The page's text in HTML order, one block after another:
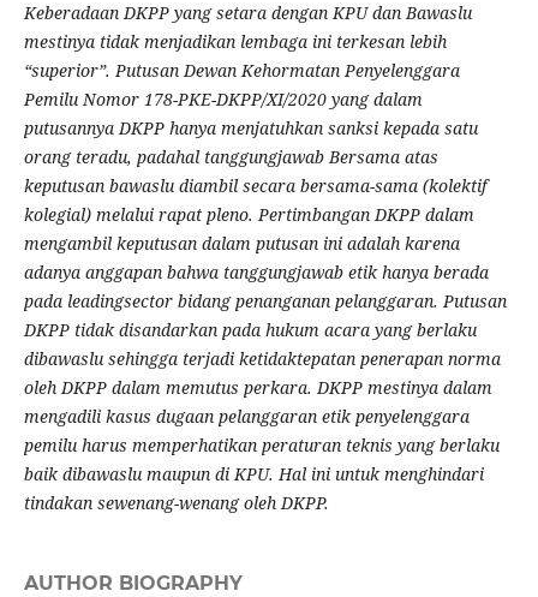
Keberadaan DKPP yang setara dengan KPU dan Bawaslu
mestinya tidak menjadikan lembaga ini terkesan lebih
“superior”. Putusan Dewan Kehormatan Penyelenggara
Pemilu Nomor 178-PKE-DKPP/XI/2020 yang dalam
putusannya DKPP hanya menjatuhkan sanksi kepada satu
orang teradu, padahal tanggungjawab Bersama atas
keputusan bawaslu diambil secara bersama-sama (kolektif
kolegial) melalui rapat pleno. Pertimbangan DKPP dalam
mengambil keputusan dalam putusan ini adalah karena
adanya anggapan bahwa tanggungjawab etik hanya berada
pada leadingsector bidang penanganan pelanggaran. Putusan
DKPP tidak disandarkan pada hukum acara yang berlaku
dibawaslu sehingga terjadi ketidaktepatan penerapan norma
oleh DKPP dalam memutus perkara. DKPP mestinya dalam
mengadili kasus dugaan pelanggaran etik penyelenggara
pemilu harus memperhatikan peraturan teknis yang berlaku
baik dibawaslu maupun di KPU. Hal ini untuk menghindari
tindakan sewenang-wenang oleh DKPP.
AUTHOR BIOGRAPHY